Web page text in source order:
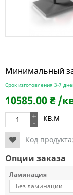
Минимальный
Срок изготовления 3-7
10585.00₴ /
+
- кв.м
Код продукта:
Опции заказа
Ламинация